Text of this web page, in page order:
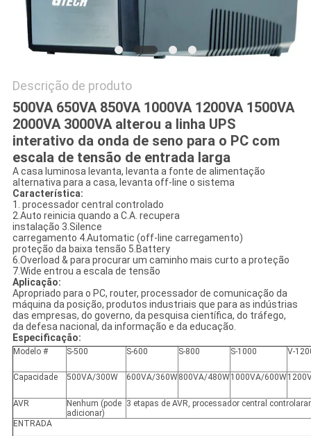
Descrição de produto
500VA 650VA 850VA 1000VA 1200VA 1500VA
2000VA 3000VA alterou a linha UPS
interativo da onda de seno para o PC com
escala de tensão de entrada larga
A casa luminosa levanta, levanta a fonte de alimentação
alternativa para a casa, levanta off-line o sistema
Característica:
1. processador central controlado
2.Auto reinicia quando a C.A. recupera
instalação 3.Silence
carregamento 4.Automatic (off-line carregamento)
proteção da baixa tensão 5.Battery
6.Overload & para procurar um caminho mais curto a proteção
7.Wide entrou a escala de tensão
Aplicação:
Apropriado para o PC, router, processador de comunicação da
máquina da posição, produtos industriais que para as indústrias
das empresas, do governo, da pesquisa científica, do tráfego,
da defesa nacional, da informação e da educação.
Especificação:
Modelo # S-500 S-600 S-800 S-1000 V-
Capacidade 500VA/300W 600VA/360W800VA/480W1000VA/600W
AVR
Nenhum (pode
adicionar)
3 etapas de AVR, processador central
ENTRADA